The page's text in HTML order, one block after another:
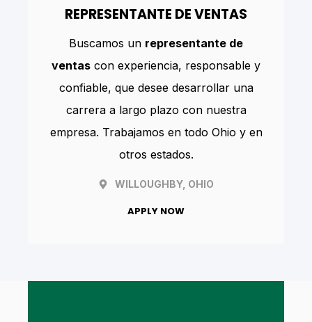
REPRESENTANTE DE VENTAS
Buscamos un representante de
ventas con experiencia, responsable y
confiable, que desee desarrollar una
carrera a largo plazo con nuestra
empresa. Trabajamos en todo Ohio y en
otros estados.
WILLOUGHBY, OHIO
APPLY NOW